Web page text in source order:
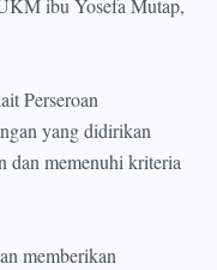
ibu Yosefa Mutap,
Perseroan
yang didirikan
dan memenuhi kriteria
memberikan